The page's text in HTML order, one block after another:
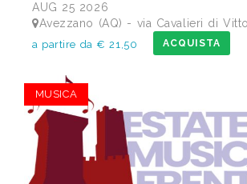
AUG 25 2026
Avezzano (AQ) - via Cavalieri di Vittorio
a partire da € 21,50 ACQUISTA
MUSICA